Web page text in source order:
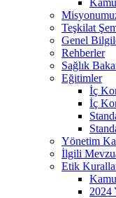
Teşkilat
Genel
Rehberler
Sağlık
Eğitimler
İç
İç
Yönetim
İlgili
Etik
2024